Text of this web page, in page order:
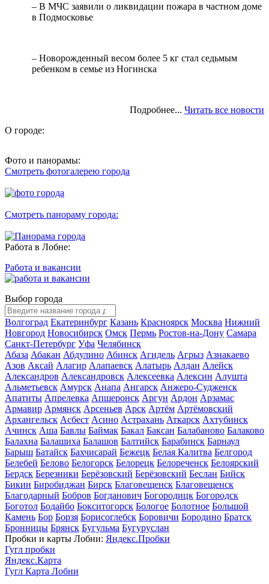
– В МЧС заявили о ликвидации пожара в частном доме
в Подмосковье
– Новорожденный весом более 5 кг стал седьмым
ребенком в семье из Ногинска
Подробнее... Читать все новости
О городе:
Фото и панорамы:
Смотреть фотогалерею города
Смотреть панораму города:
Работа в Лобне:
Работа и вакансии
Выбор города
Волгоград Екатеринбург Казань Красноярск Москва Нижний
Новгород Новосибирск Омск Пермь Ростов-на-Дону Самара
Санкт-Петербург Уфа Челябинск
Абаза Абакан Абдулино Абинск Агидель Агрыз Азнакаево
Азов Аксай Алагир Алапаевск Алатырь Алдан Алейск
Александров Александровск Алексеевка Алексин Алушта
Альметьевск Амурск Анапа Ангарск Анжеро-Судженск
Апатиты Апрелевка Апшеронск Аргун Ардон Арзамас
Армавир Армянск Арсеньев Арск Артём Артёмовский
Архангельск Асбест Асино Астрахань Аткарск Ахтубинск
Ачинск Аша Бавлы Баймак Бакал Баксан Балабаново Балаково
Балахна Балашиха Балашов Балтийск Барабинск Барнаул
Барыш Батайск Бахчисарай Бежецк Белая Калитва Белгород
Белебей Белово Белогорск Белорецк Белореченск Белоярский
Бердск Березники Берёзовский Берёзовский Беслан Бийск
Бикин Биробиджан Бирск Благовещенск Благовещенск
Благодарный Бобров Богданович Богородицк Богородск
Боготол Бодайбо Бокситогорск Бологое Болотное Большой
Камень Бор Борзя Борисоглебск Боровичи Бородино Братск
Бронницы Брянск Бугульма Бугуруслан
Пробки и карты Лобни: Яндекс.Пробки
Гугл пробки
Яндекс.Карта
Гугл Карта Лобни